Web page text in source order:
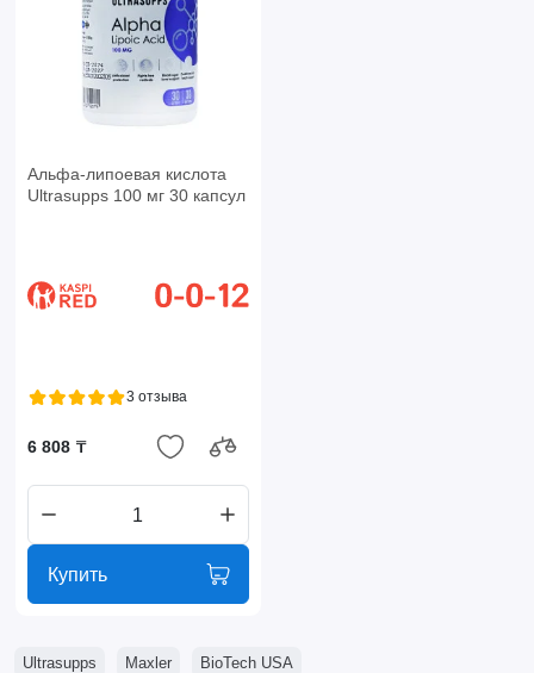
Альфа-липоевая кислота
Ultrasupps 100 мг 30 капсул
3 отзыва
6 808 ₸
Купить
Ultrasupps Maxler BioTech USA